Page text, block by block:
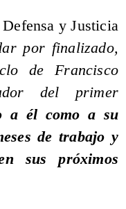
y Justicia
por finalizado,
de Francisco
del primer
a él como a su
de trabajo y
sus próximos